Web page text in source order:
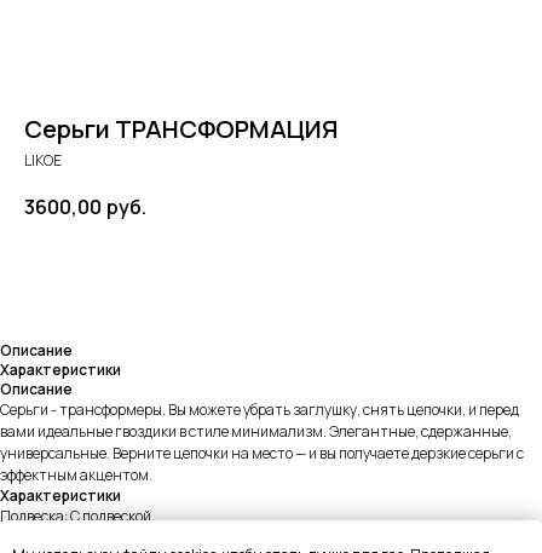
Серьги ТРАНСФОРМАЦИЯ
LIKOE
3600,00 руб.
Описание
Характеристики
Описание
Серьги - трансформеры. Вы можете убрать заглушку, снять цепочки, и перед
вами идеальные гвоздики в стиле минимализм. Элегантные, сдержанные,
универсальные. Верните цепочки на место — и вы получаете дерзкие серьги с
эффектным акцентом.
Характеристики
Подвеска: С подвеской